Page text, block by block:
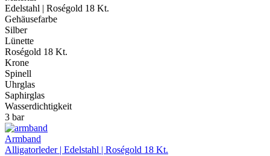
Edelstahl | Roségold 18 Kt.
Gehäusefarbe
Silber
Lünette
Roségold 18 Kt.
Krone
Spinell
Uhrglas
Saphirglas
Wasserdichtigkeit
3 bar
Armband
Alligatorleder | Edelstahl | Roségold 18 Kt.